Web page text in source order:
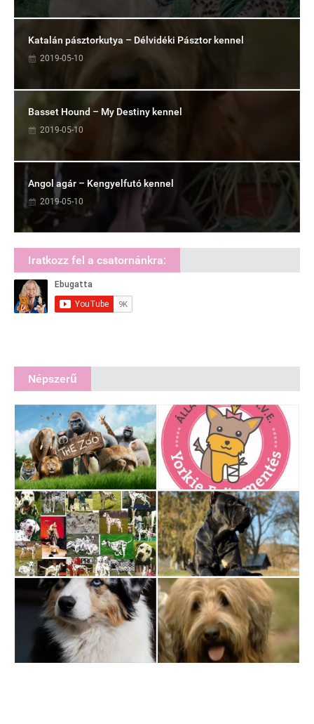
Katalán pásztorkutya – Délvidéki Pásztor kennel
2019-05-10
Basset Hound – My Destiny kennel
2019-05-10
Angol agár – Kengyelfutó kennel
2019-05-10
Iratkozz fel a csatornánkra:
Népszerű